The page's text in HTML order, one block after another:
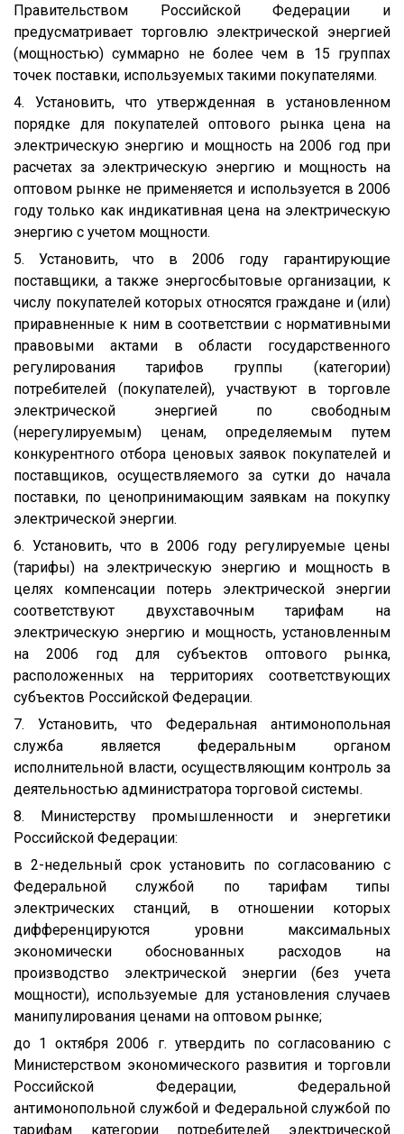
Правительством Российской Федерации и
предусматривает торговлю электрической энергией
(мощностью) суммарно не более чем в 15 группах
точек поставки, используемых такими покупателями.
4. Установить, что утвержденная в установленном
порядке для покупателей оптового рынка цена на
электрическую энергию и мощность на 2006 год при
расчетах за электрическую энергию и мощность на
оптовом рынке не применяется и используется в 2006
году только как индикативная цена на электрическую
энергию с учетом мощности.
5. Установить, что в 2006 году гарантирующие
поставщики, а также энергосбытовые организации, к
числу покупателей которых относятся граждане и (или)
приравненные к ним в соответствии с нормативными
правовыми актами в области государственного
регулирования тарифов группы (категории)
потребителей (покупателей), участвуют в торговле
электрической энергией по свободным
(нерегулируемым) ценам, определяемым путем
конкурентного отбора ценовых заявок покупателей и
поставщиков, осуществляемого за сутки до начала
поставки, по ценопринимающим заявкам на покупку
электрической энергии.
6. Установить, что в 2006 году регулируемые цены
(тарифы) на электрическую энергию и мощность в
целях компенсации потерь электрической энергии
соответствуют двухставочным тарифам на
электрическую энергию и мощность, установленным
на 2006 год для субъектов оптового рынка,
расположенных на территориях соответствующих
субъектов Российской Федерации.
7. Установить, что Федеральная антимонопольная
служба является федеральным органом
исполнительной власти, осуществляющим контроль за
деятельностью администратора торговой системы.
8. Министерству промышленности и энергетики
Российской Федерации:
в 2-недельный срок установить по согласованию с
Федеральной службой по тарифам типы
электрических станций, в отношении которых
дифференцируются уровни максимальных
экономически обоснованных расходов на
производство электрической энергии (без учета
мощности), используемые для установления случаев
манипулирования ценами на оптовом рынке;
до 1 октября 2006 г. утвердить по согласованию с
Министерством экономического развития и торговли
Российской Федерации, Федеральной
антимонопольной службой и Федеральной службой по
тарифам категории потребителей электрической